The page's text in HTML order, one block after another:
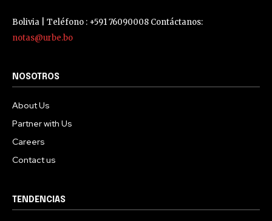
Bolivia | Teléfono : +591 76090008 Contáctanos:
notas@urbe.bo
NOSOTROS
About Us
Partner with Us
Careers
Contact us
TENDENCIAS